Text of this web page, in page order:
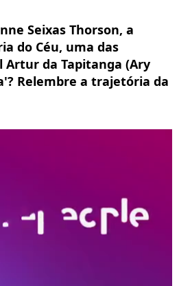
Seixas Thorson, a
do Céu, uma das
Artur da Tapitanga (Ary
Relembre a trajetória da